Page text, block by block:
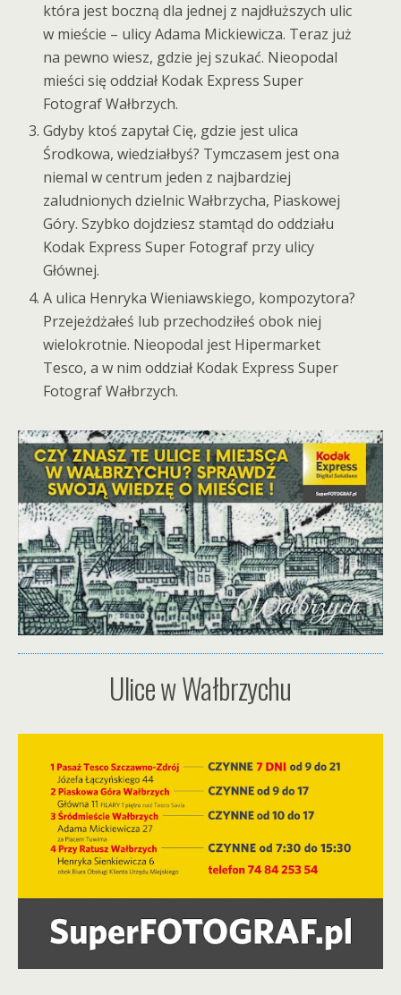
która jest boczną dla jednej z najdłuższych ulic
w mieście – ulicy Adama Mickiewicza. Teraz już
na pewno wiesz, gdzie jej szukać. Nieopodal
mieści się oddział Kodak Express Super
Fotograf Wałbrzych.
Gdyby ktoś zapytał Cię, gdzie jest ulica
Środkowa, wiedziałbyś? Tymczasem jest ona
niemal w centrum jeden z najbardziej
zaludnionych dzielnic Wałbrzycha, Piaskowej
Góry. Szybko dojdziesz stamtąd do oddziału
Kodak Express Super Fotograf przy ulicy
Głównej.
A ulica Henryka Wieniawskiego, kompozytora?
Przejeżdżałeś lub przechodziłeś obok niej
wielokrotnie. Nieopodal jest Hipermarket
Tesco, a w nim oddział Kodak Express Super
Fotograf Wałbrzych.
Ulice w Wałbrzychu